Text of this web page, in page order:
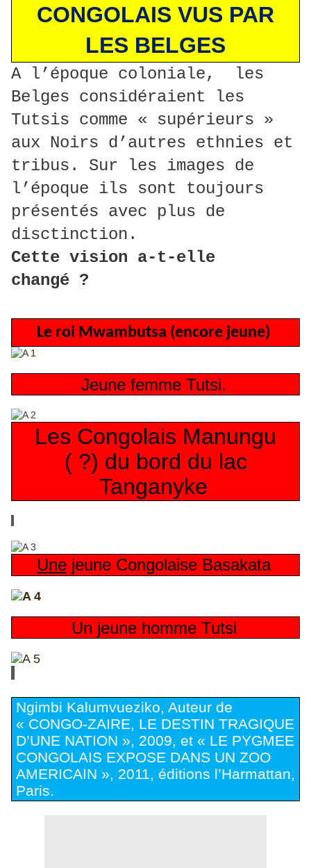
CONGOLAIS VUS PAR
LES BELGES
A l’époque coloniale, les
Belges considéraient les
Tutsis comme « supérieurs »
aux Noirs d’autres ethnies et
tribus. Sur les images de
l’époque ils sont toujours
présentés avec plus de
disctinction.
Cette vision a-t-elle
changé ?
Le roi Mwambutsa (encore jeune)
Jeune femme Tutsi.
Les Congolais Manungu
( ?) du bord du lac
Tanganyke
Une jeune Congolaise Basakata
Un jeune homme Tutsi
Ngimbi Kalumvueziko, Auteur de
« CONGO-ZAIRE, LE DESTIN TRAGIQUE
D’UNE NATION », 2009, et « LE PYGMEE
CONGOLAIS EXPOSE DANS UN ZOO
AMERICAIN », 2011, éditions l’Harmattan,
Paris.